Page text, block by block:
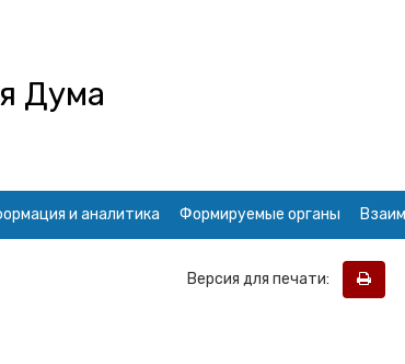
Дума
и аналитика Формируемые органы
Версия для печати: